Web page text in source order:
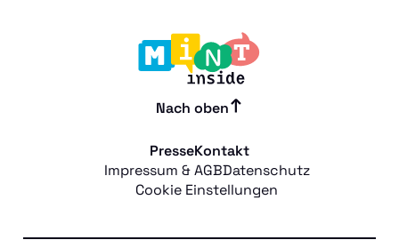
Nach oben
PresseKontakt
Impressum & AGBDatenschutz
Cookie Einstellungen